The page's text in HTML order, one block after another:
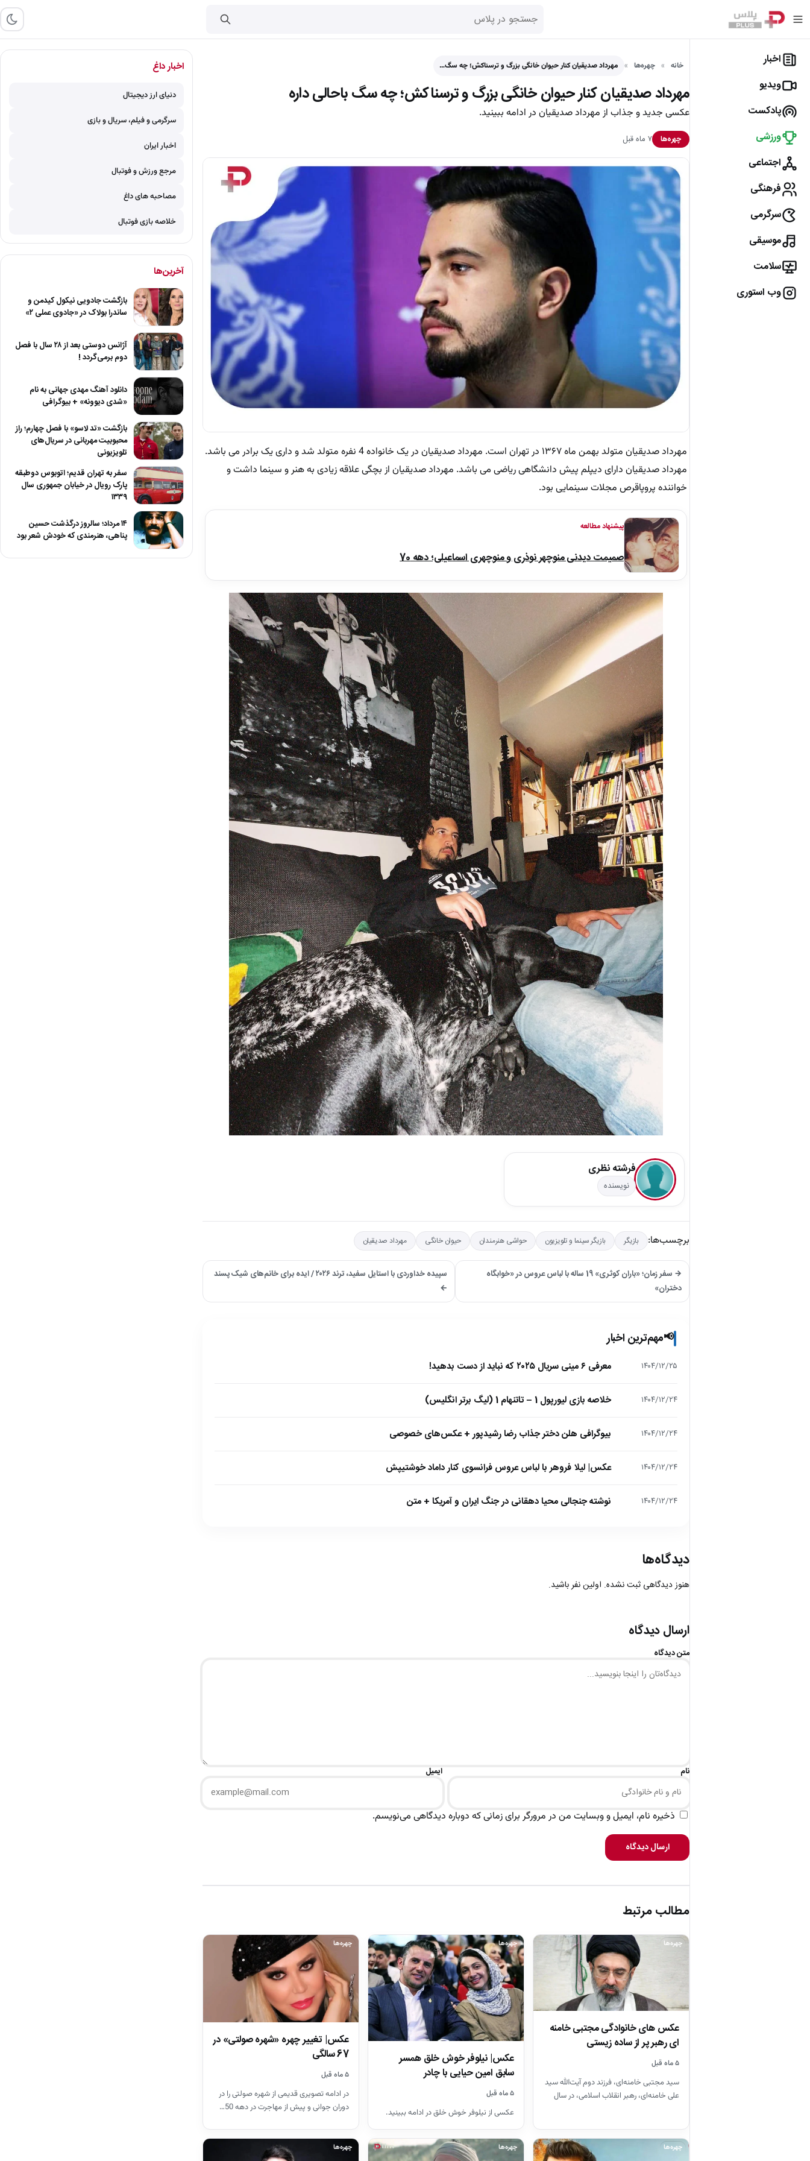
اخبار
ویدیو
پادکست
ورزشی
اجتماعی
فرهنگی
سرگرمی
موسیقی
سلامت
وب استوری
خانه چهره‌ها مهرداد صدیقیان کنار حیوان خانگی بزرگ و ترسناکش؛ چه سگ…
مهرداد صدیقیان کنار حیوان خانگی بزرگ و ترسناکش؛ چه سگ باحالی داره
عکسی جدید و جذاب از مهرداد صدیقیان در ادامه ببینید.
چهره‌ها ۷ ماه قبل
مهرداد صدیقیان متولد بهمن ماه ۱۳۶۷ در تهران است. مهرداد صدیقیان در یک خانواده 4 نفره متولد شد و داری یک برادر می باشد.
مهرداد صدیقیان دارای دیپلم پیش دانشگاهی ریاضی می باشد. مهرداد صدیقیان از بچگی علاقه زیادی به هنر و سینما داشت و
خواننده پروپاقرص مجلات سینمایی بود.
پیشنهاد مطالعه
صمیمت دیدنی منوچهر نوذری و منوچهری اسماعیلی؛ دهه 70
فرشته نظری
نویسنده
برچسب‌ها: بازیگر بازیگر سینما و تلویزیون حواشی هنرمندان حیوان خانگی مهرداد صدیقیان
→ سفر زمان؛ «باران کوثری» 19 ساله با لباس عروس در «خوابگاه
دختران»
سپیده خداوردی با استایل سفید، ترند ۲۰۲۶ /‌ ایده برای خانم‌های شیک پسند
←
📢مهم‌ترین اخبار
۱۴۰۴/۱۲/۲۵ معرفی ۶ مینی سریال ۲۰۲۵ که نباید از دست بدهید!
۱۴۰۴/۱۲/۲۴ خلاصه بازی لیورپول 1 – تاتنهام 1 (لیگ برتر انگلیس)
۱۴۰۴/۱۲/۲۴ بیوگرافی هلن دختر جذاب رضا رشیدپور + عکس‌های خصوصی
۱۴۰۴/۱۲/۲۴ عکس| لیلا فروهر با لباس عروس فرانسوی کنار داماد خوشتیپش
۱۴۰۴/۱۲/۲۴ نوشته جنجالی محیا دهقانی در جنگ ایران و آمریکا + متن
دیدگاه‌ها
هنوز دیدگاهی ثبت نشده. اولین نفر باشید.
ارسال دیدگاه
متن دیدگاه
نام ایمیل
ذخیره نام، ایمیل و وبسایت من در مرورگر برای زمانی که دوباره دیدگاهی می‌نویسم.
ارسال دیدگاه
مطالب مرتبط
چهره‌ها
عکس های خانوادگی مجتبی خامنه
ای رهبر پر از ساده زیستی
۵ ماه قبل
سید مجتبی خامنه‌ای، فرزند دوم آیت‌الله سید
علی خامنه‌ای، رهبر انقلاب اسلامی، در سال
چهره‌ها
عکس| نیلوفر خوش خلق همسر
سابق امین حیایی با چادر
۵ ماه قبل
عکسی از نیلوفر خوش خلق در ادامه ببینید.
چهره‌ها
عکس| تغییر چهره «شهره صولتی» در
67 سالگی
۵ ماه قبل
در ادامه تصویری قدیمی از شهره صولتی را در
دوران جوانی و پیش از مهاجرت در دهه 50…
چهره‌ها چهره‌ها چهره‌ها
اخبار داغ
دنیای ارز دیجیتال
سرگرمی و فیلم، سریال و بازی
اخبار ایران
مرجع ورزش و فوتبال
مصاحبه های داغ
خلاصه بازی فوتبال
آخرین‌ها
بازگشت جادویی نیکول کیدمن و
ساندرا بولاک در «جادوی عملی ۲»
آژانس دوستی بعد از ۲۸ سال با فصل
دوم برمی‌گردد !
دانلود آهنگ مهدی جهانی به نام
«شدی دیوونه» + بیوگرافی
بازگشت «تد لاسو» با فصل چهارم؛ راز
محبوبیت مهربانی در سریال‌های
تلویزیونی
سفر به تهران قدیم؛ اتوبوس دوطبقه
پارک رویال در خیابان جمهوری سال
۱۳۳۹
۱۴ مرداد؛ سالروز درگذشت حسین
پناهی، هنرمندی که خودش شعر بود